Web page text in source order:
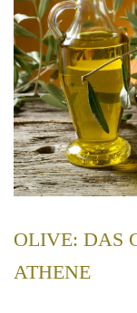
ΟLIVE: DAS
ATHENE